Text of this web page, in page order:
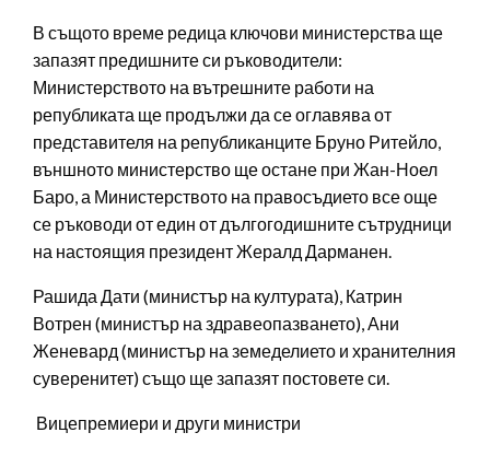
В същото време редица ключови министерства ще
запазят предишните си ръководители:
Министерството на вътрешните работи на
републиката ще продължи да се оглавява от
представителя на републиканците Бруно Ритейло,
външното министерство ще остане при Жан-Ноел
Баро, а Министерството на правосъдието все още
се ръководи от един от дългогодишните сътрудници
на настоящия президент Жералд Дарманен.
Рашида Дати (министър на културата), Катрин
Вотрен (министър на здравеопазването), Ани
Женевард (министър на земеделието и хранителния
суверенитет) също ще запазят постовете си.
Вицепремиери и други министри